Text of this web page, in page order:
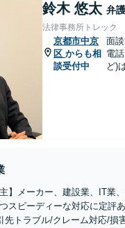
鈴木 悠太 弁
法律事務所トレック
京都市中京
区 からも相
談受付中
面
電
ど)
】メーカー、建設業、IT業
スピーディーな対応に定評
先トラブル/クレーム対応/損